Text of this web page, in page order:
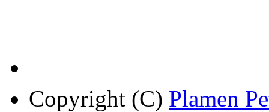
Copyright (C) Plamen